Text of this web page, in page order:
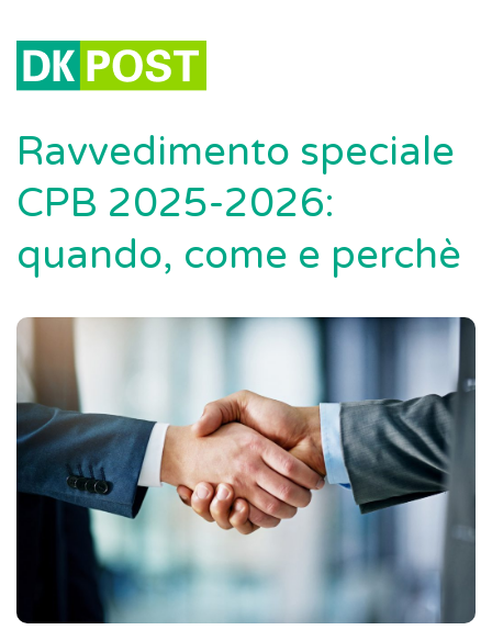
Ravvedimento speciale
CPB 2025-2026:
quando, come e perchè